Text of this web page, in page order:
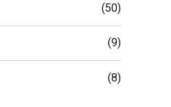
(50)
(9)
(8)